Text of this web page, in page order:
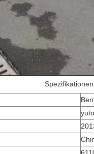
Spezifikationen